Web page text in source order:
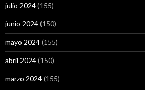
julio 2024(155)
junio 2024(150)
mayo 2024(155)
abril 2024(150)
marzo 2024(155)